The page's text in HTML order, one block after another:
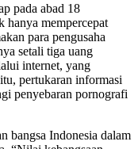
pada abad 18
hanya mempercepat
para pengusaha
setali tiga uang
internet, yang
pertukaran informasi
penyebaran pornografi
bangsa Indonesia dalam